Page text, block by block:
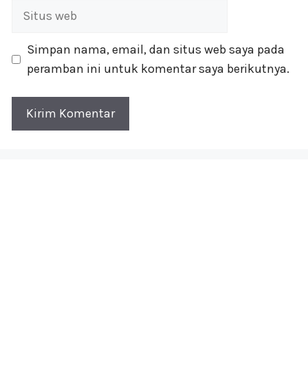
Situs
Simpan nama, email, dan situs web saya pada
peramban ini untuk komentar saya berikutnya.